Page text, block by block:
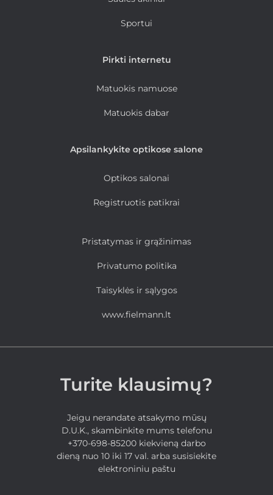
Sportui
Pirkti internetu
Matuokis namuose
Matuokis dabar
Apsilankykite optikose salone
Optikos salonai
Registruotis patikrai
Pristatymas ir grąžinimas
Privatumo politika
Taisyklės ir sąlygos
www.fielmann.lt
Turite klausimų?
Jeigu nerandate atsakymo mūsų
D.U.K., skambinkite mums telefonu
+370-698-85200 kiekvieną darbo
dieną nuo 10 iki 17 val. arba susisiekite
elektroniniu paštu